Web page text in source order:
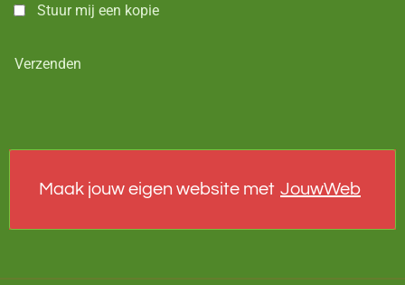
Stuur mij een kopie
Verzenden
Maak jouw eigen website met JouwWeb